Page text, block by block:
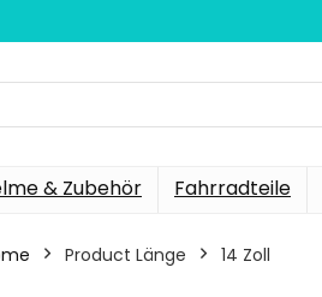
& Zubehör Fahrradteile
Product Länge ‎14 Zoll